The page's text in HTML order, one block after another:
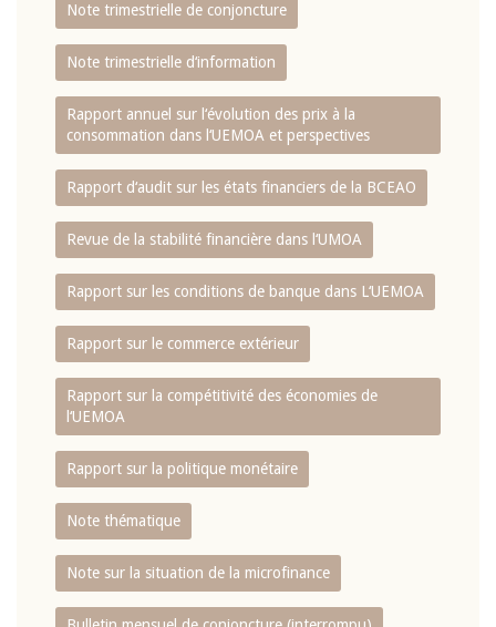
Note trimestrielle de conjoncture
Note trimestrielle d‘information
Rapport annuel sur l‘évolution des prix à la
consommation dans l‘UEMOA et perspectives
Rapport d‘audit sur les états financiers de la BCEAO
Revue de la stabilité financière dans l‘UMOA
Rapport sur les conditions de banque dans L‘UEMOA
Rapport sur le commerce extérieur
Rapport sur la compétitivité des économies de
l‘UEMOA
Rapport sur la politique monétaire
Note thématique
Note sur la situation de la microfinance